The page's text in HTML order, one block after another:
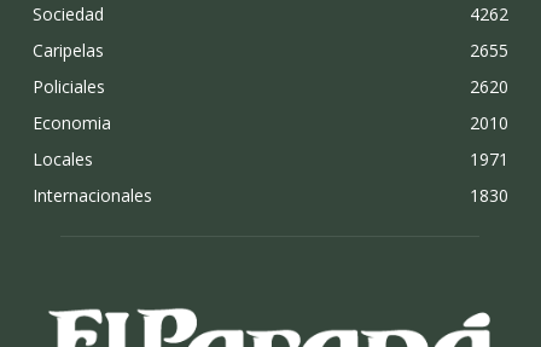
Sociedad
4262
Caripelas
2655
Policiales
2620
Economia
2010
Locales
1971
Internacionales
1830